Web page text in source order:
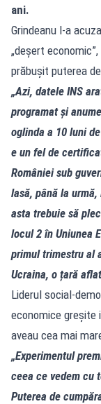
ani.
Grindeanu l-a
„deșert
prăbușit puterea
„Azi, datele INS
programat și
oglinda a 10 luni
e un fel de
României sub
lasă, până la
asta trebuie să
locul 2 în Uniunea
primul trimestru al
Ucraina, o țară
Liderul social-
economice greșite
aveau cea mai
„Experimentul
ceea ce vedem cu
Puterea de